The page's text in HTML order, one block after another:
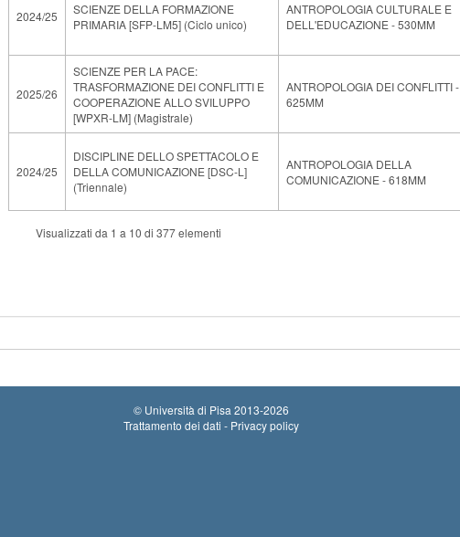
2024/25
SCIENZE DELLA FORMAZIONE
PRIMARIA [SFP-LM5] (Ciclo unico)
ANTROPOLOGIA CULTURALE E
DELL'EDUCAZIONE - 530MM
2025/26
SCIENZE PER LA PACE:
TRASFORMAZIONE DEI CONFLITTI E
COOPERAZIONE ALLO SVILUPPO
[WPXR-LM] (Magistrale)
ANTROPOLOGIA DEI CONFLITTI -
625MM
2024/25
DISCIPLINE DELLO SPETTACOLO E
DELLA COMUNICAZIONE [DSC-L]
(Triennale)
ANTROPOLOGIA DELLA
COMUNICAZIONE - 618MM
Visualizzati da 1 a 10 di 377 elementi
© Università di Pisa 2013-2026
Trattamento dei dati - Privacy policy